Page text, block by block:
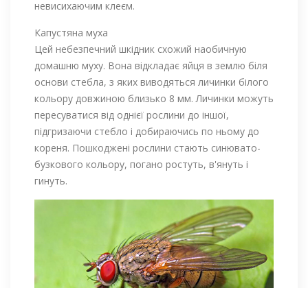
невисихаючим клеєм.
Капустяна муха
Цей небезпечний шкідник схожий наобичную
домашню муху. Вона відкладає яйця в землю біля
основи стебла, з яких виводяться личинки білого
кольору довжиною близько 8 мм. Личинки можуть
пересуватися від однієї рослини до іншої,
підгризаючи стебло і добираючись по ньому до
кореня. Пошкоджені рослини стають синювато-
бузкового кольору, погано ростуть, в'януть і
гинуть.